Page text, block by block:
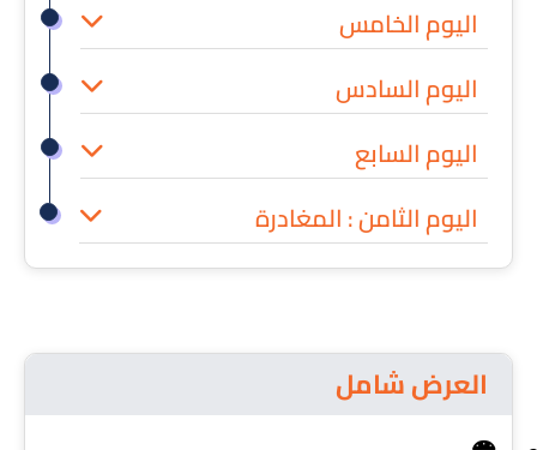
اليوم الخامس
اليوم السادس
اليوم السابع
اليوم الثامن : المغادرة
العرض شامل